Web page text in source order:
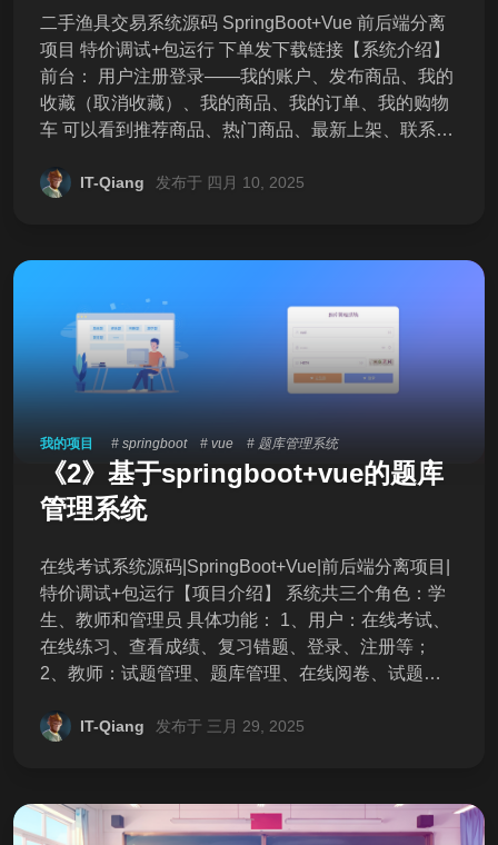
二手渔具交易系统源码 SpringBoot+Vue 前后端分离
项目 特价调试+包运行 下单发下载链接【系统介绍】
前台： 用户注册登录——我的账户、发布商品、我的
收藏（取消收藏）、我的商品、我的订单、我的购物
车 可以看到推荐商品、热门商品、最新上架、联系我
二手商品，点击可通过类别、价格、上架时间进行筛
理：可进行发布、编辑、推荐或取消推荐操作 3.订单
版本】 mysql:8/5 java:1.8 maven vue2 node.js:16
【交付清单】 1、完整前后端源码 2、数据库SQL文
件 3、操作说明 【独家服务】 加30元享远程部署调
试，不成功包退。 下单发下载链接，浏览器可直接高
目都测试过可以正常运行。 虚拟商品，可咨询是否符
合再下单，不接受恶意退款。 ![1.png](http://itqiang.
IT-Qiang 发布于 四月 10, 2025
我的项目 # springboot # vue # 题库管理系统
《2》基于springboot+vue的题库
管理系统
在线考试系统源码|SpringBoot+Vue|前后端分离项目|
特价调试+包运行【项目介绍】 系统共三个角色：学
生、教师和管理员 具体功能： 1、用户：在线考试、
在线练习、查看成绩、复习错题、登录、注册等；
2、教师：试题管理、题库管理、在线阅卷、试题导
管理，公告管理，日志管理，角色管理。 【系统亮
术栈： 后端：SpringBoot+MybatisPlus+Security+Re
dis 前端：Vue2+ElementUI+Axios 4、 扩展性强：支
IT-Qiang 发布于 三月 29, 2025